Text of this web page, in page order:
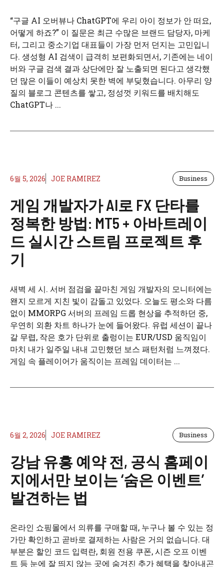
“구글 AI 오버뷰나 ChatGPT에 우리 아이 정보가 안 떠요,
어떻게 하죠?” 이 질문은 최근 수많은 브랜드 담당자, 마케
터, 그리고 중소기업 대표들이 가장 먼저 던지는 고민입니
다. 생성형 AI 검색이 급격히 보편화되면서, 기존에는 네이
버와 구글 검색 결과 상단에만 잘 노출되면 된다고 생각했
던 많은 이들이 예상치 못한 벽에 부딪혔습니다. 아무리 양
질의 블로그 콘텐츠를 쌓고, 정성껏 키워드를 배치해도
ChatGPT나 ...
6월 5, 2026 JOE RAMIREZ Business
게임 개발자가 AI로 FX 단타를
정복한 방법: MT5 + 아바트레이
드 실시간 스트림 프로젝트 후
기
새벽 세 시. 서버 점검을 끝마친 게임 개발자의 모니터에는
왠지 모르게 지친 빛이 감돌고 있었다. 오늘도 평소와 다름
없이 MMORPG 서버의 프레임 드롭 현상을 추적하던 중,
우연히 외환 차트 하나가 눈에 들어왔다. 유럽 세션이 끝나
갈 무렵, 작은 호가 단위로 출렁이는 EUR/USD 움직임이
마치 내가 일주일 내내 고민했던 보스 패턴처럼 느껴졌다.
게임 속 플레이어가 움직이는 프레임 데이터는 ...
6월 2, 2026 JOE RAMIREZ Business
강남 유흥 예약 전, 공식 홈페이
지에서만 보이는 ‘숨은 이벤트’
발견하는 법
온라인 쇼핑몰에서 의류를 구매할 때, 누구나 볼 수 있는 정
가만 확인하고 곧바로 결제하는 사람은 거의 없습니다. 대
부분은 할인 코드 입력란, 회원 전용 쿠폰, 시즌 오프 이벤
트 등 눈에 잘 띄지 않는 곳에 숨겨진 추가 혜택을 찾아내곤